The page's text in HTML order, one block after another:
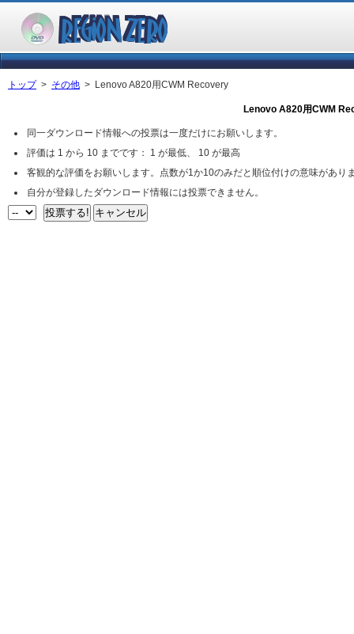
トップ> その他 > Lenovo A820用CWM Recovery
Lenovo A820用CWM
同一ダウンロード情報への投票は一度だけにお願いします。
評価は 1 から 10 までです： 1 が最低、 10 が最高
客観的な評価をお願いします。点数が1か10のみだと順位付けの意味があり
自分が登録したダウンロード情報には投票できません。